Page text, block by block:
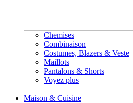
Chemises
Combinaison
Costumes, Blazers & Veste
Maillots
Pantalons & Shorts
Voyez plus
+
Maison & Cuisine